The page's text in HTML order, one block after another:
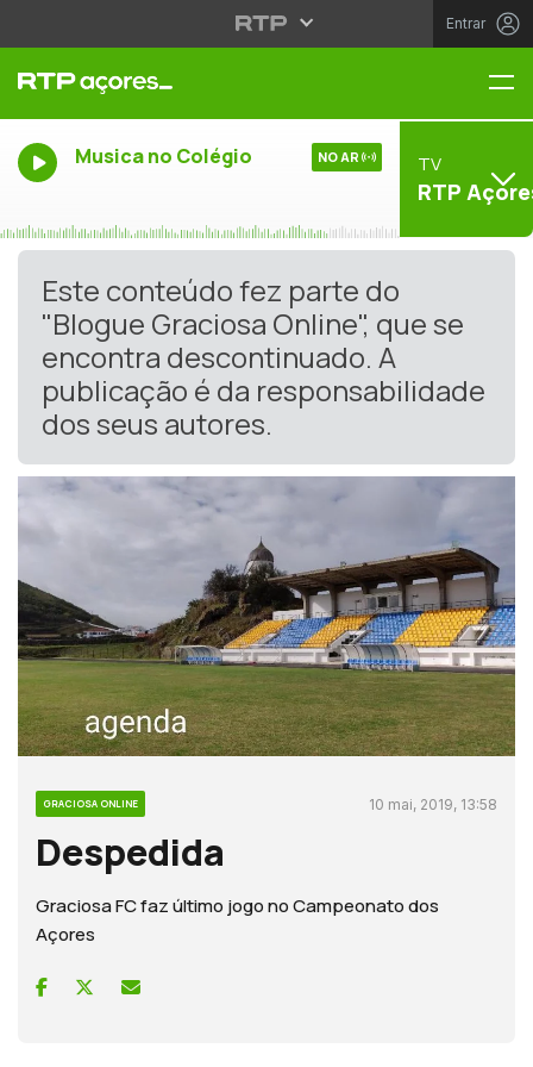
Entrar
Musica no Colégio NO AR TV
RTP
Este conteúdo fez parte do
"Blogue Graciosa Online", que se
encontra descontinuado. A
publicação é da responsabilidade
dos seus autores.
GRACIOSA ONLINE 10 mai, 2019, 13:58
Despedida
Graciosa FC faz último jogo no Campeonato dos
Açores